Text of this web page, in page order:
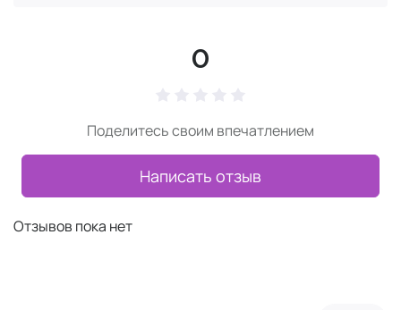
0
Поделитесь своим впечатлением
Написать отзыв
Отзывов пока нет